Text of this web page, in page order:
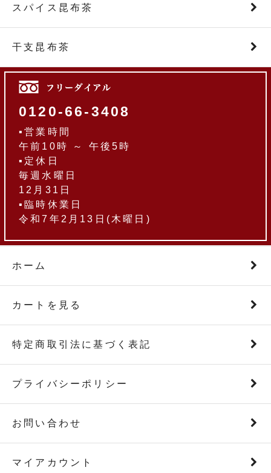
スパイス昆布茶
干支昆布茶
0120-66-3408
▪営業時間
午前10時 ～ 午後5時
▪定休日
毎週水曜日
12月31日
▪臨時休業日
令和7年2月13日(木曜日)
ホーム
カートを見る
特定商取引法に基づく表記
プライバシーポリシー
お問い合わせ
マイアカウント